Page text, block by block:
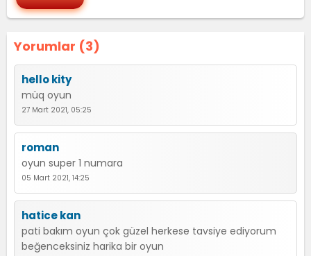
Yorumlar (3)
hello kity
müq oyun
27 Mart 2021, 05:25
roman
oyun super 1 numara
05 Mart 2021, 14:25
hatice kan
pati bakım oyun çok güzel herkese tavsiye ediyorum
beğenceksiniz harika bir oyun